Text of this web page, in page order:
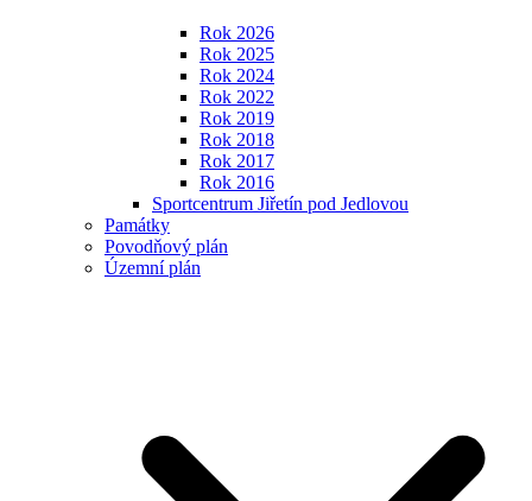
Rok 2026
Rok 2025
Rok 2024
Rok 2022
Rok 2019
Rok 2018
Rok 2017
Rok 2016
Sportcentrum Jiřetín pod Jedlovou
Památky
Povodňový plán
Územní plán